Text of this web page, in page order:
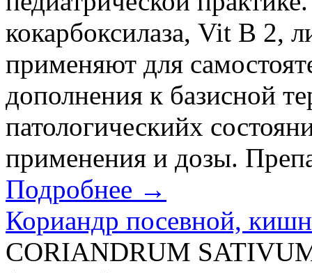
кокарбоксилаза, Vit B 2,
применяют для
дополнения к базисной
патологическийх
применения и дозы.
Подробнее →
Кориандр посевной,
CORIANDRUM